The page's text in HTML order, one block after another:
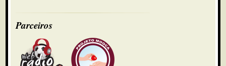
Parceiros